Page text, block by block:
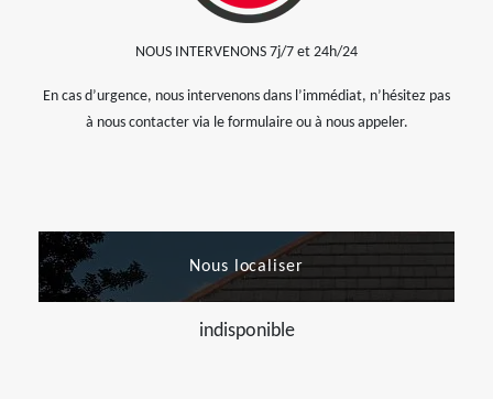
NOUS INTERVENONS 7j/7 et 24h/24
En cas d’urgence, nous intervenons dans l’immédiat, n’hésitez pas
à nous contacter via le formulaire ou à nous appeler.
Nous localiser
indisponible